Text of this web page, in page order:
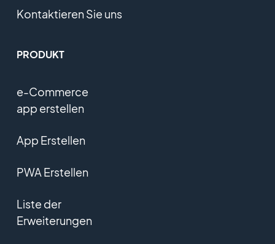
Kontaktieren Sie uns
PRODUKT
e-Commerce
app erstellen
App Erstellen
PWA Erstellen
Liste der
Erweiterungen